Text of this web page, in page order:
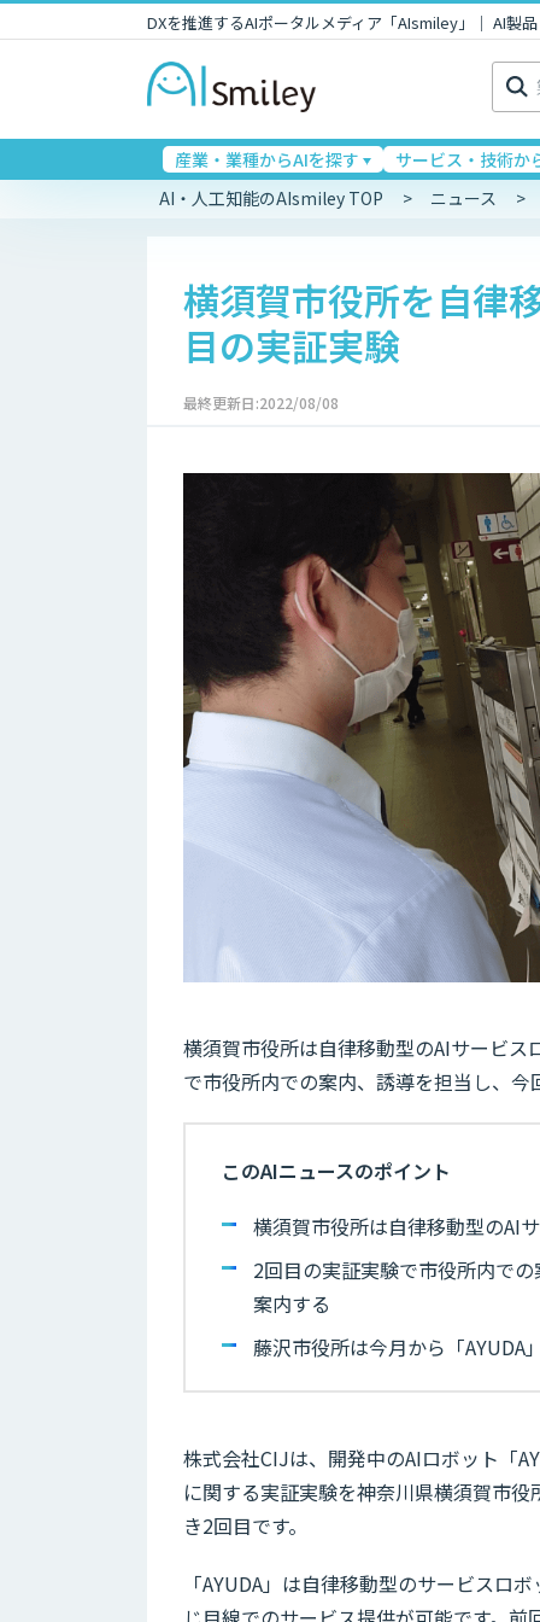
DXを推進するAIポータルメディア「AIsmiley」｜ AI製
検
索:
産業・業種からAIを探す
サービス・技術か
AI・人工知能のAIsmiley TOP
ニュース
横須賀市役所を自律
目の実証実験
最終更新日:2022/08/08
横須賀市役所は自律移動型のAIサービス
で市役所内での案内、誘導を担当し、
このAIニュースのポイント
横須賀市役所は自律移動型のAI
2回目の実証実験で市役所内で
案内する
藤沢市役所は今月から「AYUDA
株式会社CIJは、開発中のAIロボット「
に関する実証実験を神奈川県横須賀市
き2回目です。
「AYUDA」は自律移動型のサービスロ